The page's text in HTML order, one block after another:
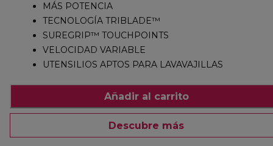
MÁS POTENCIA
TECNOLOGÍA TRIBLADE™
SUREGRIP™ TOUCHPOINTS
VELOCIDAD VARIABLE
UTENSILIOS APTOS PARA LAVAVAJILLAS
Añadir al carrito
Descubre más